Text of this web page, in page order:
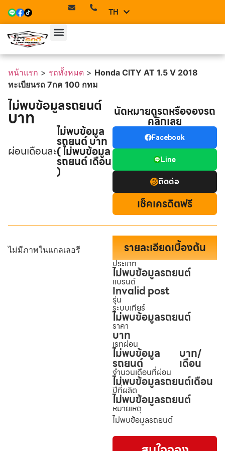
TH
EN
หน้าแรก > รถทั้งหมด > Honda CITY AT 1.5 V 2018
ทะเบียนรถ 7กค 100 กทม
ไม่พบข้อมูลรถยนต์
บาท
ผ่อนเดือนละ
ไม่พบข้อมูล
รถยนต์ บาท
( ไม่พบข้อมูล
รถยนต์ เดือน
)
นัดหมายดูรถหรือจองรถ
คลิกเลย
Facebook
Line
ติดต่อ
เช็คเครดิตฟรี
ไม่มีภาพในแกลเลอรี รายละเอียดเบื้องต้น
ประเภท
ไม่พบข้อมูลรถยนต์
แบรนด์
Invalid post
รุ่น
ระบบเกียร์
ไม่พบข้อมูลรถยนต์
ราคา
บาท
เรทผ่อน
ไม่พบข้อมูล
รถยนต์
บาท/
เดือน
จำนวนเดือนที่ผ่อน
ไม่พบข้อมูลรถยนต์เดือน
ปีที่ผลิต
ไม่พบข้อมูลรถยนต์
หมายเหตุ
ไม่พบข้อมูลรถยนต์